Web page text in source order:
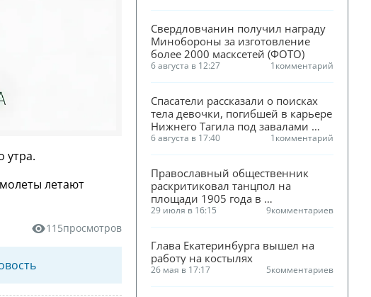
утра.
летают
115просмотров
Свердловчанин получил награду
Минобороны за изготовление
более 2000 масксетей (ФОТО)
6 августа в 12:27 1комментарий
Спасатели рассказали о поисках
тела девочки, погибшей в карьере
Нижнего Тагила под завалами
песка
6 августа в 17:40 1комментарий
Православный общественник
раскритиковал танцпол на
площади 1905 года в
Екатеринбурге
29 июля в 16:15 9комментариев
Глава Екатеринбурга вышел на
работу на костылях
26 мая в 17:17 5комментариев